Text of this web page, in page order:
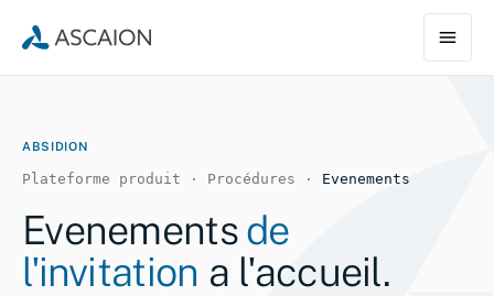
ABSIDION
Plateforme produit · Procédures · Evenements
Evenementsde
l'invitation a l'accueil.